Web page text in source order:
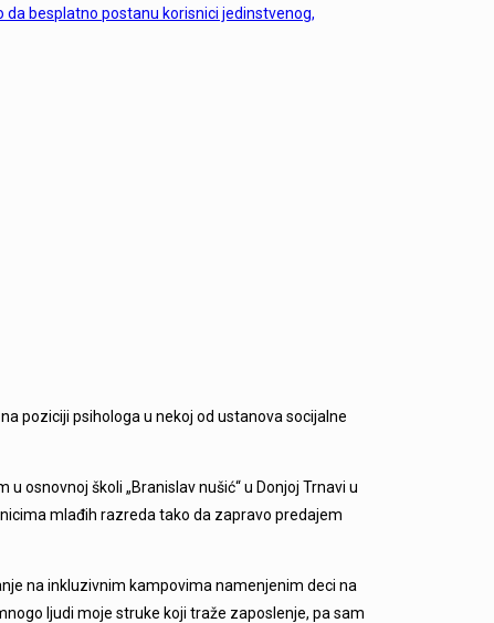
besplatno postanu korisnici jedinstvenog,
poziciji psihologa u nekoj od ustanova socijalne
osnovnoj školi „Branislav nušić“ u Donjoj Trnavi u
mlađih razreda tako da zapravo predajem
na inkluzivnim kampovima namenjenim deci na
ljudi moje struke koji traže zaposlenje, pa sam